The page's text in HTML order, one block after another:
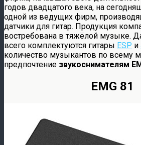
годов двадцатого века, на
одной из ведущих фирм,
датчики для гитар. Продукция
востребована в тяжёлой музыке.
всего комплектуются гитары ESP и
количество музыкантов по всему
предпочтение звукоснимателям
EMG 81